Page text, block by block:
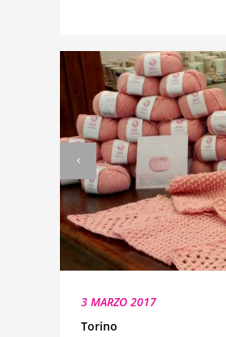
3 MARZO 2017
Torino